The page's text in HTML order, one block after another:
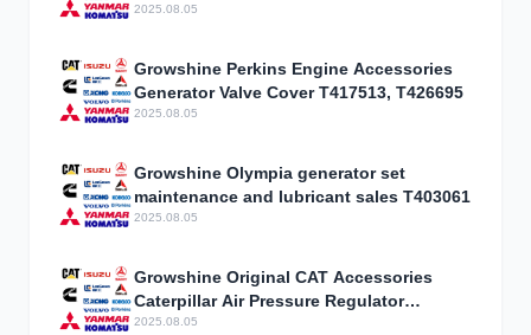
Diagnosis
2025.08.05
Growshine Perkins Engine Accessories
Generator Valve Cover T417513, T426695
2025.08.05
Growshine Olympia generator set
maintenance and lubricant sales T403061
2025.08.05
Growshine Original CAT Accessories
Caterpillar Air Pressure Regulator
Assembly 3301843 Parameter
2025.08.05